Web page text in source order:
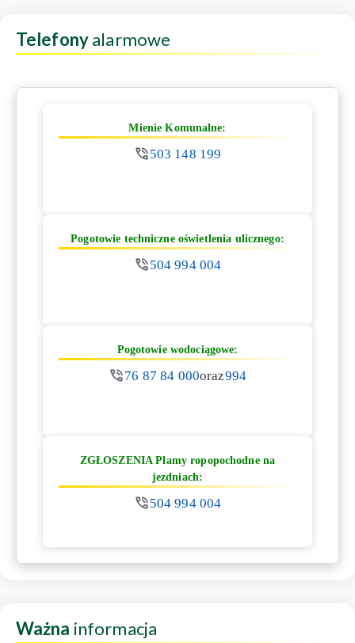
Telefonyalarmowe
Mienie Komunalne:
503 148 199
Pogotowie techniczne oświetlenia ulicznego:
504 994 004
Pogotowie wodociągowe:
76 87 84 000oraz994
ZGŁOSZENIA Plamy ropopochodne na
jezdniach:
504 994 004
Ważna informacja